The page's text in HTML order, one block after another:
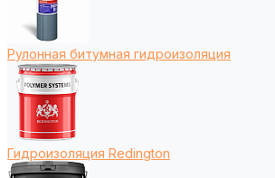
Рулонная битумная гидроизоляция
Гидроизоляция Redington